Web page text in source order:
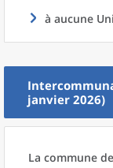
à aucune
janvier 2026)
La commune de